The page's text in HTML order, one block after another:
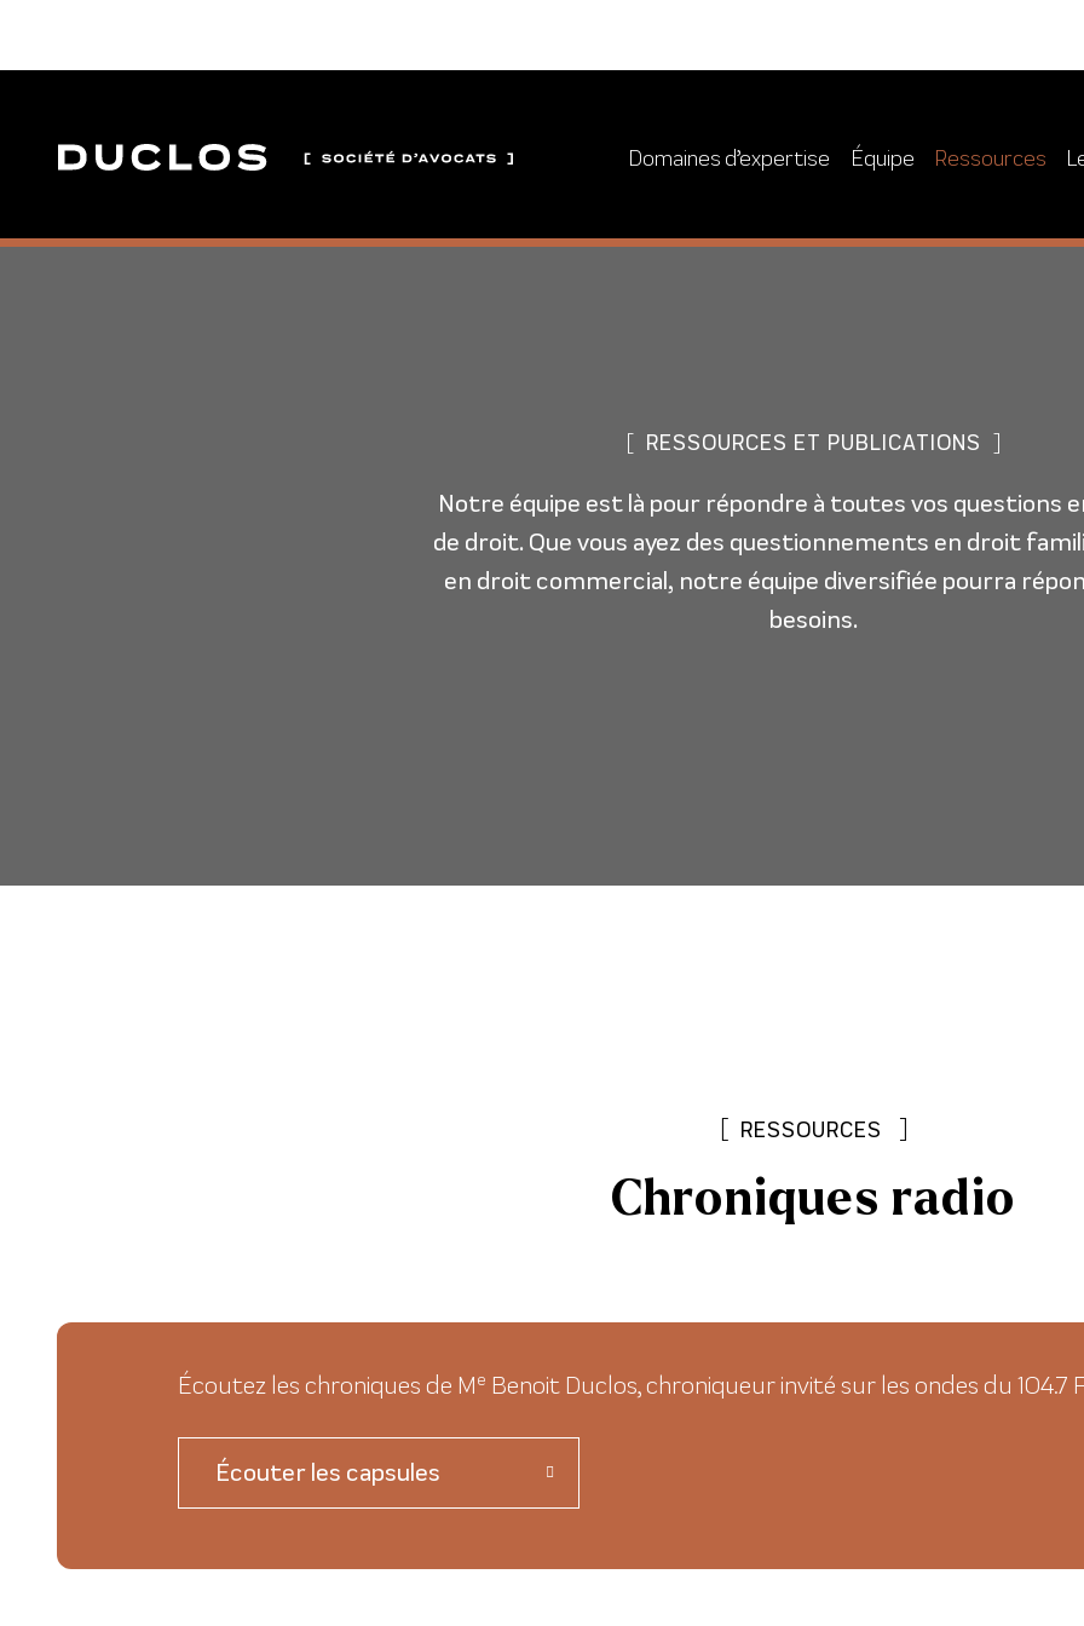
Domaines d’expertise Équipe Ressources
[ RESSOURCES ET PUBLICATIONS ]
Notre équipe est là pour répondre à toutes vos questions
de droit. Que vous ayez des questionnements en droit
en droit commercial, notre équipe diversifiée pourra
besoins.
[ RESSOURCES ]
Chroniques radio
Écoutez les chroniques de Me Benoit Duclos, chroniqueur invité sur les ondes du 104.7
Écouter les capsules